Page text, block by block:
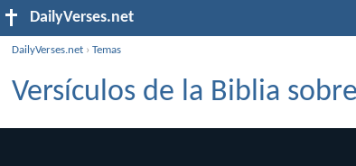
DailyVerses.net
DailyVerses.net ›Temas
Versículos de la Biblia